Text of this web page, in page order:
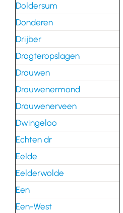
Doldersum
Donderen
Drijber
Drogteropslagen
Drouwen
Drouwenermond
Drouwenerveen
Dwingeloo
Echten dr
Eelde
Eelderwolde
Een
Een-West